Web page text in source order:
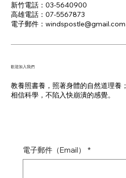
新竹電話：03-5640900
高雄電話：07-5567873
電子郵件：​windspostle@gmail.com
​歡迎加入我們
教養照書養，照著身體的自然道理養；
​相信科學，不陷入快崩潰的感覺。
電子郵件（Email） *